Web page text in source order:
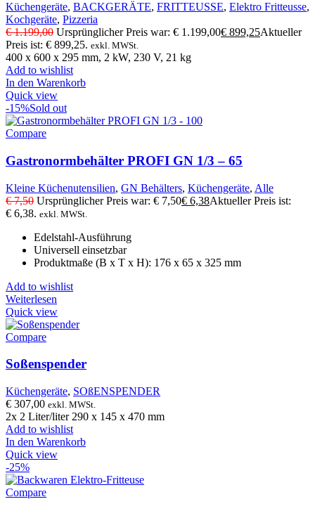
Küchengeräte, BACKGERÄTE, FRITTEUSSE, Elektro Fritteusse,
Kochgeräte, Pizzeria
€1.199,00 Ursprünglicher Preis war: € 1.199,00€ 899,25Aktueller
Preis ist: € 899,25. exkl. MWSt.
400 x 600 x 295 mm, 2 kW, 230 V, 21 kg
Add to wishlist
In den Warenkorb
Quick view
-15%Sold out
Compare
Gastronormbehälter PROFI GN 1/3 – 65
Kleine Küchenutensilien, GN Behälters, Küchengeräte, Alle
€7,50 Ursprünglicher Preis war: € 7,50€ 6,38Aktueller Preis ist:
€ 6,38. exkl. MWSt.
Edelstahl-Ausführung
Universell einsetzbar
Produktmaße (B x T x H): 176 x 65 x 325 mm
Add to wishlist
Weiterlesen
Quick view
Compare
Soßenspender
Küchengeräte, SOßENSPENDER
€ 307,00 exkl. MWSt.
2x 2 Liter/liter 290 x 145 x 470 mm
Add to wishlist
In den Warenkorb
Quick view
-25%
Compare